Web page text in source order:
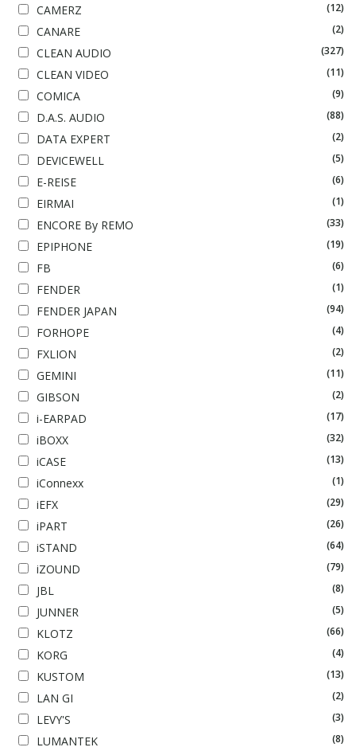
CAMERZ (12)
CANARE (2)
CLEAN AUDIO (327)
CLEAN VIDEO (11)
COMICA (9)
D.A.S. AUDIO (88)
DATA EXPERT (2)
DEVICEWELL (5)
E-REISE (6)
EIRMAI (1)
ENCORE By REMO (33)
EPIPHONE (19)
FB (6)
FENDER (1)
FENDER JAPAN (94)
FORHOPE (4)
FXLION (2)
GEMINI (11)
GIBSON (2)
i-EARPAD (17)
iBOXX (32)
iCASE (13)
iConnexx (1)
iEFX (29)
iPART (26)
iSTAND (64)
iZOUND (79)
JBL (8)
JUNNER (5)
KLOTZ (66)
KORG (4)
KUSTOM (13)
LAN GI (2)
LEVY'S (3)
LUMANTEK
(8)